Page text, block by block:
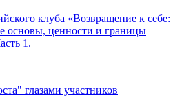
клуба «Возвращение к себе:
основы, ценности и границы
1.
глазами участников